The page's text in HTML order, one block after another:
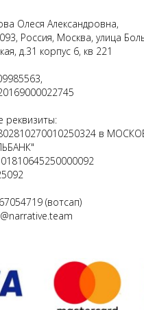
Олеся Александровна,
Россия, Москва, улица
д.31 корпус 6, кв 221
реквизиты:
в
(вотсап)